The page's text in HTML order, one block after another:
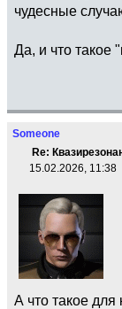
чудесные
Да, и что такое
Someone
Re:
15.02.2026, 11:38
А что такое